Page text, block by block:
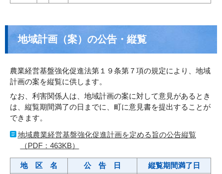
地域計画（案）の公告・縦覧
農業経営基盤強化促進法第１９条第７項の規定により、地域
計画の案を縦覧に供します。
なお、利害関係人は、地域計画の案に対して意見があるとき
は、縦覧期間満了の日までに、町に意見書を提出することが
できます。
地域農業経営基盤強化促進計画を定める旨の公告縦覧
（PDF：463KB）
地 区 名 公 告 日
縦覧期間満了日